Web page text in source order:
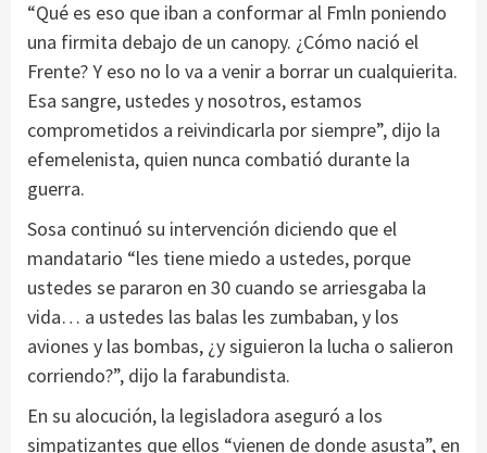
“Qué es eso que iban a conformar al Fmln poniendo
una firmita debajo de un canopy. ¿Cómo nació el
Frente? Y eso no lo va a venir a borrar un cualquierita.
Esa sangre, ustedes y nosotros, estamos
comprometidos a reivindicarla por siempre”, dijo la
efemelenista, quien nunca combatió durante la
guerra.
Sosa continuó su intervención diciendo que el
mandatario “les tiene miedo a ustedes, porque
ustedes se pararon en 30 cuando se arriesgaba la
vida… a ustedes las balas les zumbaban, y los
aviones y las bombas, ¿y siguieron la lucha o salieron
corriendo?”, dijo la farabundista.
En su alocución, la legisladora aseguró a los
simpatizantes que ellos “vienen de donde asusta”, en